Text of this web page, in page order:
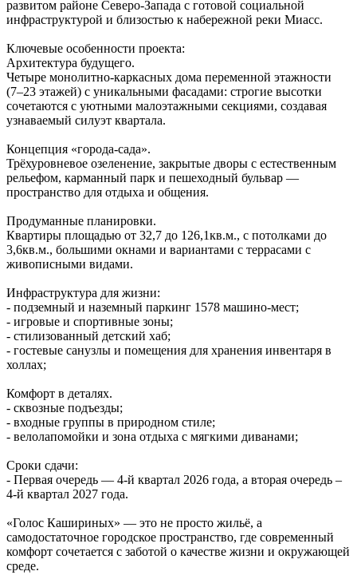
развитом районе Северо‑Запада с готовой социальной
инфраструктурой и близостью к набережной реки Миасс.
Ключевые особенности проекта:
Архитектура будущего.
Четыре монолитно‑каркасных дома переменной этажности
(7–23 этажей) с уникальными фасадами: строгие высотки
сочетаются с уютными малоэтажными секциями, создавая
узнаваемый силуэт квартала.
Концепция «города‑сада».
Трёхуровневое озеленение, закрытые дворы с естественным
рельефом, карманный парк и пешеходный бульвар —
пространство для отдыха и общения.
Продуманные планировки.
Квартиры площадью от 32,7 до 126,1кв.м., с потолками до
3,6кв.м., большими окнами и вариантами с террасами с
живописными видами.
Инфраструктура для жизни:
- подземный и наземный паркинг 1578 машино‑мест;
- игровые и спортивные зоны;
- стилизованный детский хаб;
- гостевые санузлы и помещения для хранения инвентаря в
холлах;
Комфорт в деталях.
- сквозные подъезды;
- входные группы в природном стиле;
- велолапомойки и зона отдыха с мягкими диванами;
Сроки сдачи:
- Первая очередь — 4‑й квартал 2026 года, а вторая очередь –
4-й квартал 2027 года.
«Голос Кашириных» — это не просто жильё, а
самодостаточное городское пространство, где современный
комфорт сочетается с заботой о качестве жизни и окружающей
среде.